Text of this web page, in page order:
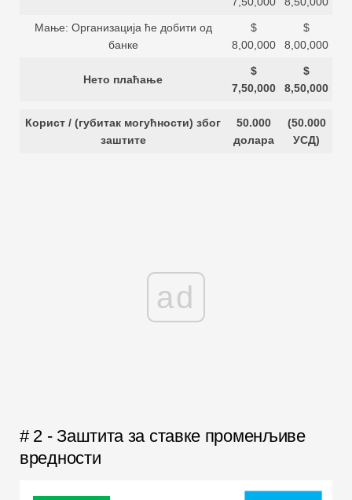
Мање: Организација ће добити од
банке
$
8,00,000
$
8,00,000
Нето плаћање
$
7,50,000
$
8,50,000
Корист / (губитак могућности) због
заштите
50.000
долара
(50.000
УСД)
ad
# 2 - Заштита за ставке променљиве
вредности